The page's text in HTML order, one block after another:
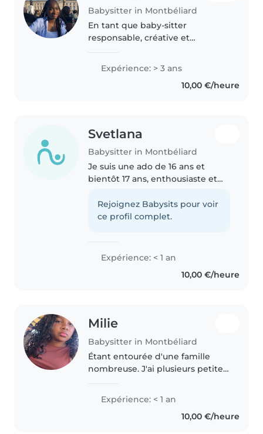
Babysitter in Montbéliard
En tant que baby-sitter
responsable, créative et
d'âge préscolaire et scolaire.
Bien que je ne sois pas certifiée
Expérience: > 3 ans
10,00 €/heure
Svetlana
Babysitter in Montbéliard
Je suis une ado de 16 ans et
bientôt 17 ans, enthousiaste et
enfants! Bien que je n'aie pas
d'expérience officielle en baby-
Rejoignez Babysits pour voir
ce profil complet.
Expérience: < 1 an
10,00 €/heure
Milie
Babysitter in Montbéliard
Étant entourée d'une famille
nombreuse. J'ai plusieurs petite
d'avoir un peu d'expérience avec
les enfant. J'aime jouer avec eux ,
Expérience: < 1 an
10,00 €/heure